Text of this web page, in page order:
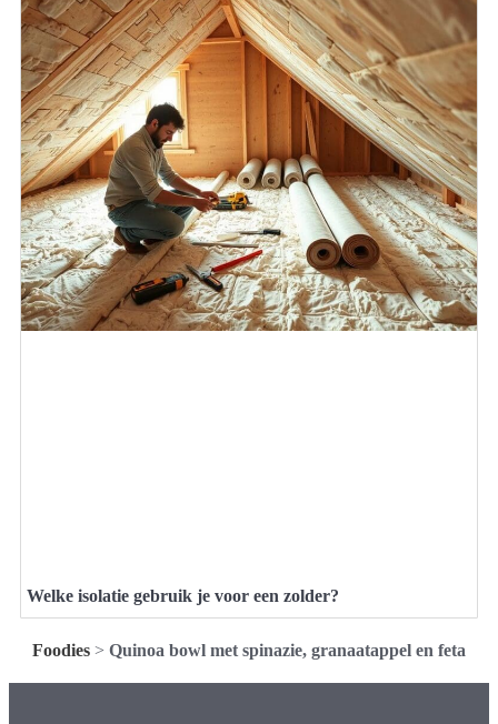
Welke isolatie gebruik je voor een zolder?
Foodies > Quinoa bowl met spinazie, granaatappel en feta